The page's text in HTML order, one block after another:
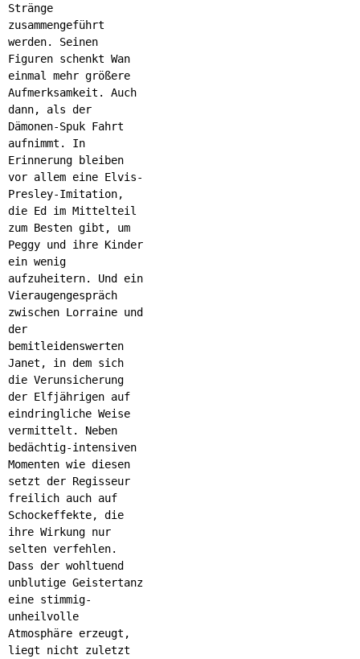
Stränge
zusammengeführt
werden. Seinen
Figuren schenkt Wan
einmal mehr größere
Aufmerksamkeit. Auch
dann, als der
Dämonen-Spuk Fahrt
aufnimmt. In
Erinnerung bleiben
vor allem eine Elvis-
Presley-Imitation,
die Ed im Mittelteil
zum Besten gibt, um
Peggy und ihre Kinder
ein wenig
aufzuheitern. Und ein
Vieraugengespräch
zwischen Lorraine und
der
bemitleidenswerten
Janet, in dem sich
die Verunsicherung
der Elfjährigen auf
eindringliche Weise
vermittelt. Neben
bedächtig-intensiven
Momenten wie diesen
setzt der Regisseur
freilich auch auf
Schockeffekte, die
ihre Wirkung nur
selten verfehlen.
Dass der wohltuend
unblutige Geistertanz
eine stimmig-
unheilvolle
Atmosphäre erzeugt,
liegt nicht zuletzt